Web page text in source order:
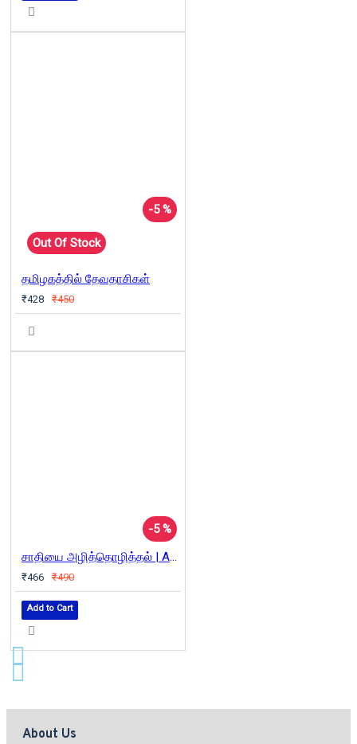
-5 %
Out Of Stock
தமிழகத்தில் தேவதாசிகள்
₹428 ₹450
-5 %
சாதியை அழித்தொழித்தல் | Annihilation of Caste
₹466 ₹490
Add to Cart
About Us